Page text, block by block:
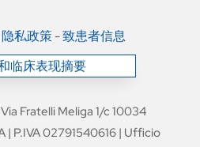
隐私政策-致患者信息
临床表现摘要
Fratelli Meliga 1/c 10034
| P.IVA 02791540616 | Ufficio